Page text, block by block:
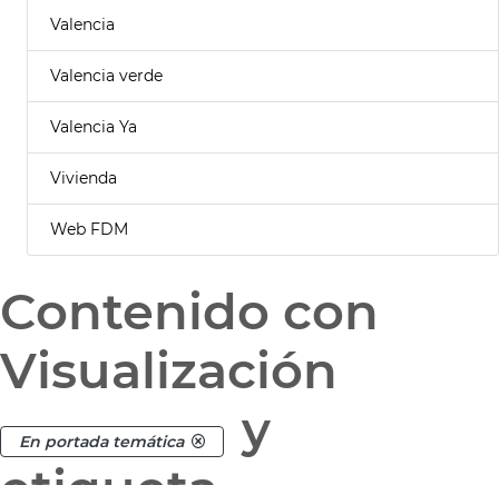
Valencia
Valencia verde
Valencia Ya
Vivienda
Web FDM
Contenido con
Visualización
En portada temática
y